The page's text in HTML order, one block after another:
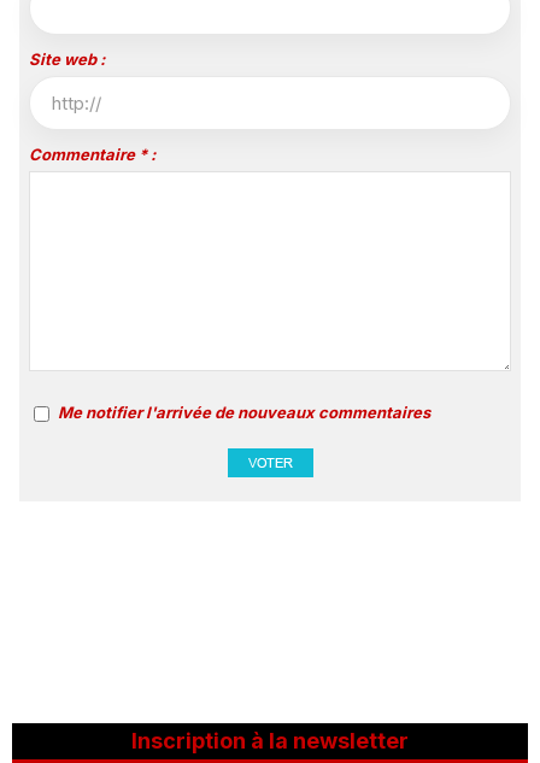
Site web :
Commentaire * :
Me notifier l'arrivée de nouveaux commentaires
Inscription à la newsletter